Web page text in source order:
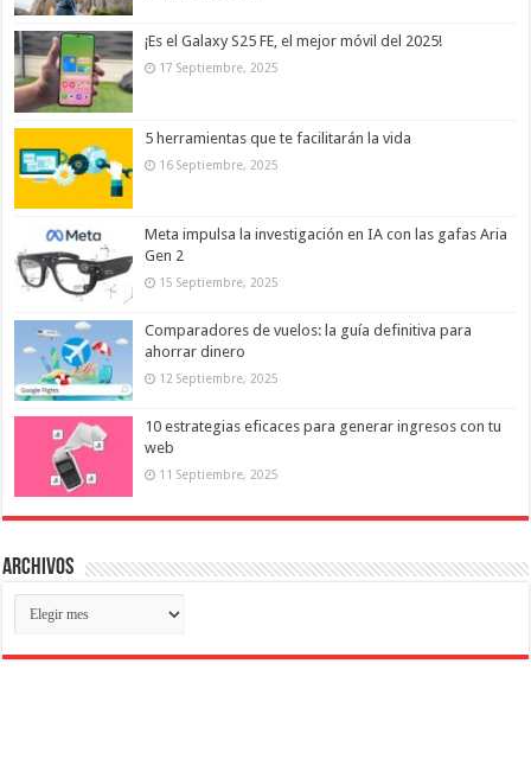
¡Es el Galaxy S25 FE, el mejor móvil del 2025!
17 Septiembre, 2025
5 herramientas que te facilitarán la vida
16 Septiembre, 2025
Meta impulsa la investigación en IA con las gafas Aria
Gen 2
15 Septiembre, 2025
Comparadores de vuelos: la guía definitiva para
ahorrar dinero
12 Septiembre, 2025
10 estrategias eficaces para generar ingresos con tu
web
11 Septiembre, 2025
Archivos